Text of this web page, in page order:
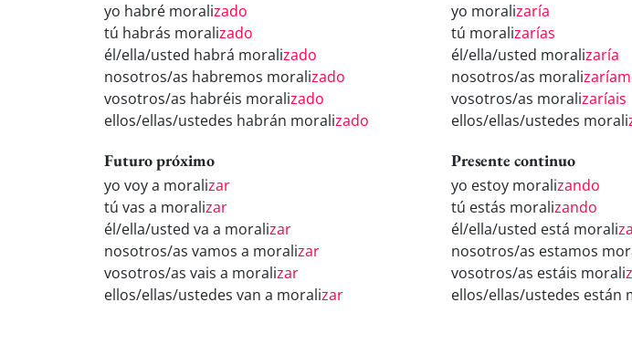
yo habré moralizado
tú habrás moralizado
él/ella/usted habrá moralizado
nosotros/as habremos moralizado
vosotros/as habréis moralizado
ellos/ellas/ustedes habrán moralizado
yo moralizaría
tú moralizarías
él/ella/usted moralizaría
nosotros/as morali
vosotros/as moralizaríais
ellos/ellas/ustedes morali
Futuro próximo
yo voy a moralizar
tú vas a moralizar
él/ella/usted va a moralizar
nosotros/as vamos a moralizar
vosotros/as vais a moralizar
ellos/ellas/ustedes van a moralizar
Presente continuo
yo estoy moralizando
tú estás moralizando
él/ella/usted está morali
nosotros/as estamos
vosotros/as estáis morali
ellos/ellas/ustedes están